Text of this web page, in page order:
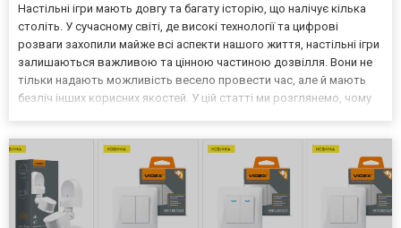
Настільні ігри мають довгу та багату історію, що налічує кілька
століть. У сучасному світі, де високі технології та цифрові
розваги захопили майже всі аспекти нашого життя, настільні ігри
залишаються важливою та цінною частиною дозвілля. Вони не
тільки надають можливість весело провести час, але й мають
безліч інших корисних якостей. У цій статті ми розглянемо, чому